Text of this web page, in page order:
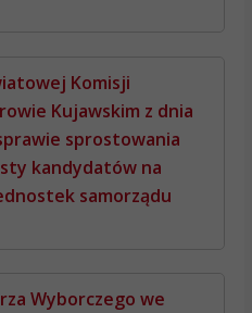
Komisji
Kujawskim z dnia
sprostowania
kandydatów na
samorządu
Wyborczego we